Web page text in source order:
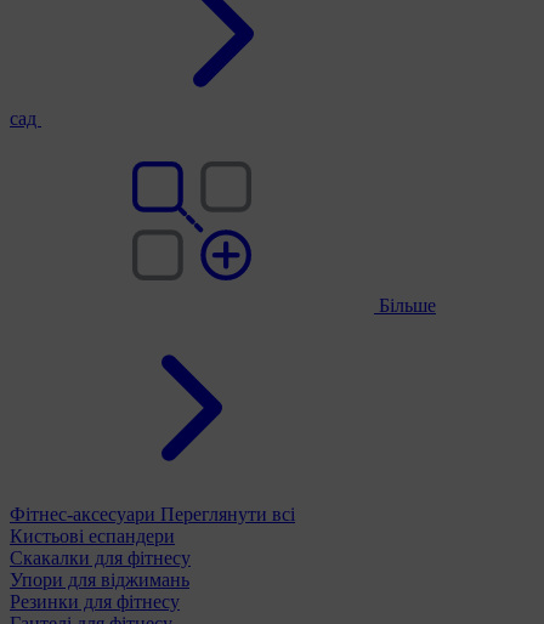
сад
Більше
Фітнес-аксесуари Переглянути всі
Кистьові еспандери
Скакалки для фітнесу
Упори для віджимань
Резинки для фітнесу